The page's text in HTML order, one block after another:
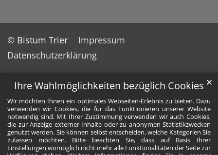
Ihre Wahlmöglichkeiten bezüglich Cookies
Wir möchten Ihnen ein optimales Webseiten-Erlebnis zu bieten. Dazu
verwenden wir Cookies, die für das Funktionieren unserer Website
notwendig sind. Mit Ihrer Zustimmung verwenden wir auch Cookies,
die zur Anzeige externer Inhalte oder zu anonymen Statistikzwecken
genutzt werden. Sie können selbst entscheiden, welche Kategorien Sie
zulassen möchten. Bitte beachten Sie, dass auf Basis Ihrer
Einstellungen womöglich nicht mehr alle Funktionalitäten der Seite zur
✕
© Bistum Trier
Impressum
Datenschutzerklärung